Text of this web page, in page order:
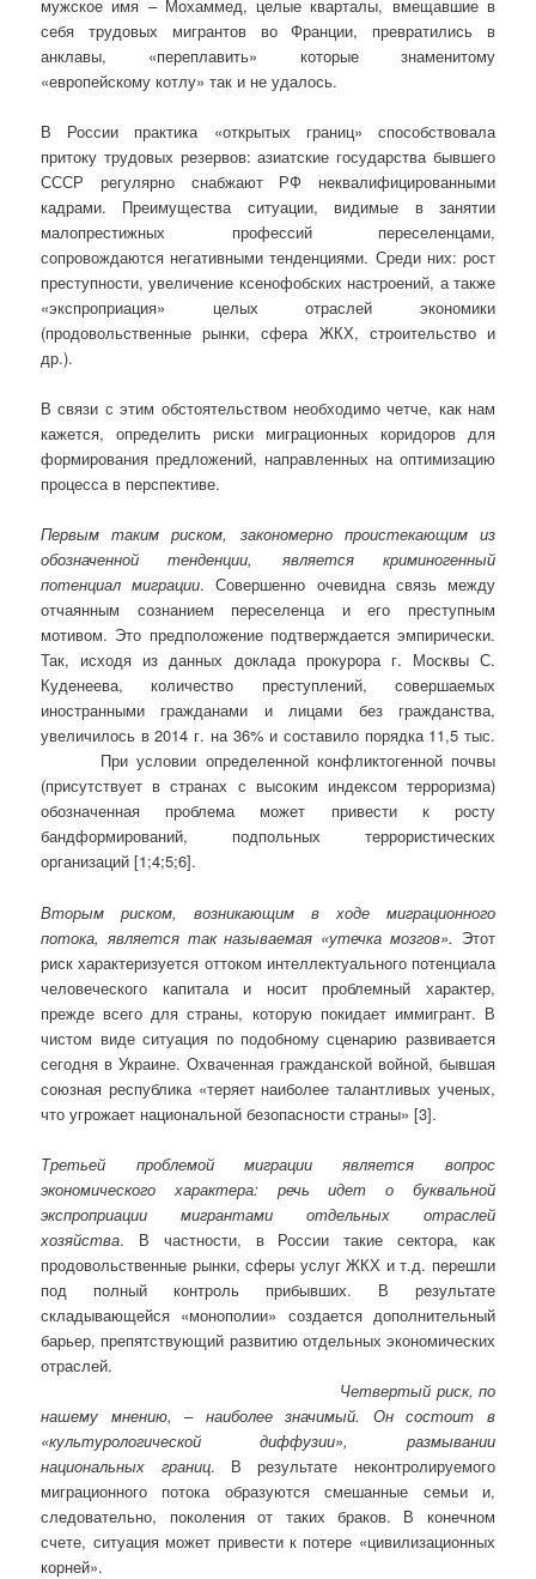
мужское имя – Мохаммед, целые кварталы, вмещавшие в
себя трудовых мигрантов во Франции, превратились в
анклавы, «переплавить» которые знаменитому
«европейскому котлу» так и не удалось.
В России практика «открытых границ» способствовала
притоку трудовых резервов: азиатские государства бывшего
СССР регулярно снабжают РФ неквалифицированными
кадрами. Преимущества ситуации, видимые в занятии
малопрестижных профессий переселенцами,
сопровождаются негативными тенденциями. Среди них: рост
преступности, увеличение ксенофобских настроений, а также
«экспроприация» целых отраслей экономики
(продовольственные рынки, сфера ЖКХ, строительство и
др.).
В связи с этим обстоятельством необходимо четче, как нам
кажется, определить риски миграционных коридоров для
формирования предложений, направленных на оптимизацию
процесса в перспективе.
Первым таким риском, закономерно проистекающим из
обозначенной тенденции, является криминогенный
потенциал миграции. Совершенно очевидна связь между
отчаянным сознанием переселенца и его преступным
мотивом. Это предположение подтверждается эмпирически.
Так, исходя из данных доклада прокурора г. Москвы С.
Куденеева, количество преступлений, совершаемых
иностранными гражданами и лицами без гражданства,
увеличилось в 2014 г. на 36% и составило порядка 11,5 тыс.
При условии определенной конфликтогенной почвы
(присутствует в странах с высоким индексом терроризма)
обозначенная проблема может привести к росту
бандформирований, подпольных террористических
организаций [1;4;5;6].
Вторым риском, возникающим в ходе миграционного
потока, является так называемая «утечка мозгов». Этот
риск характеризуется оттоком интеллектуального потенциала
человеческого капитала и носит проблемный характер,
прежде всего для страны, которую покидает иммигрант. В
чистом виде ситуация по подобному сценарию развивается
сегодня в Украине. Охваченная гражданской войной, бывшая
союзная республика «теряет наиболее талантливых ученых,
что угрожает национальной безопасности страны» [3].
Третьей проблемой миграции является вопрос
экономического характера: речь идет о буквальной
экспроприации мигрантами отдельных отраслей
хозяйства. В частности, в России такие сектора, как
продовольственные рынки, сферы услуг ЖКХ и т.д. перешли
под полный контроль прибывших. В результате
складывающейся «монополии» создается дополнительный
барьер, препятствующий развитию отдельных экономических
отраслей.
Четвертый риск, по
нашему мнению, – наиболее значимый. Он состоит в
«культурологической диффузии», размывании
национальных границ. В результате неконтролируемого
миграционного потока образуются смешанные семьи и,
следовательно, поколения от таких браков. В конечном
счете, ситуация может привести к потере «цивилизационных
корней».